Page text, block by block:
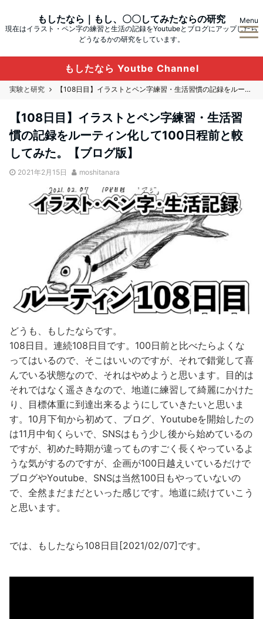
もしたなら｜もし、〇〇してみたならの研究
現在はイラスト・ペン字の練習と生活の記録をYoutubeとブログにアップしたら
どうなるかの研究をしています。
Menu
もしたなら Youtbe Channel
実験と研究 【108日目】イラストとペン字練習・生活習慣の記録をルーティン化して100日程前と較してみた。【ブログ版】
【108日目】イラストとペン字練習・生活習
慣の記録をルーティン化して100日程前と較
してみた。【ブログ版】
2021年2月15日 moshitanara
どうも、もしたならです。
108日目。連続108日目です。100日前と比べたらよくな
ってはいるので、そこはいいのですが、それで錯覚して喜
んでいる状態なので、それはやめようと思います。目的は
それではなく遥さきなので、地道に練習して綺麗にかけた
り、目標体重に到達出来るようにしていきたいと思いま
す。10月下旬から初めて、ブログ、Youtubeを開始したの
は11月中旬くらいで、SNSはもう少し後から始めているの
ですが、初めた時期が違ってものすごく長くやっているよ
うな気がするのですが、企画が100日越えいているだけで
ブログやYoutube、SNSは当然100日もやっていないの
で、全然まだまだといった感じです。地道に続けていこう
と思います。
では、もしたなら108日目[2021/02/07]です。